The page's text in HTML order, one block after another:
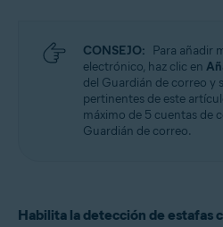
CONSEJO: Para añadir
electrónico, haz clic en
del Guardián de correo y
pertinentes de este
máximo de 5 cuentas de
Guardián de correo.
Habilita la detección de estafas